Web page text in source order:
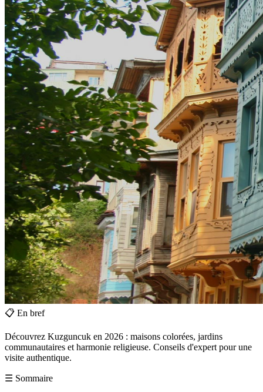
📋 En bref
Découvrez Kuzguncuk en 2026 : maisons colorées, jardins
communautaires et harmonie religieuse. Conseils d'expert pour une
visite authentique.
☰ Sommaire